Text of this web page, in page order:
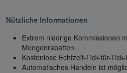
Nützliche Informationen
Extrem niedrige Kommissionen
Mengenrabatten.
Kostenlose Echtzeit-Tick-für-
Automatisches Handeln ist